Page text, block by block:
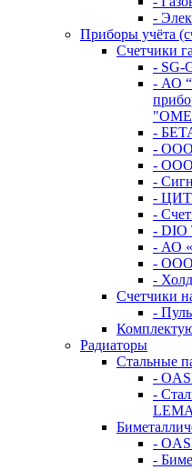
-
Приборы учёта
Счетчики
- SG-
- АО
-
-
- ООО
-
-
-
-
- АО
- ООО
-
Счетчики
-
Радиаторы
Стальные
-
-
-
-